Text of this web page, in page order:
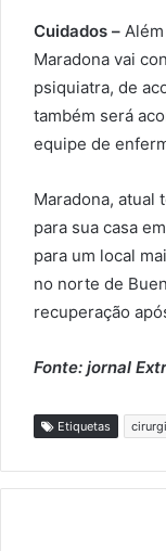
Cuidados –
Maradona vai
psiquiatra, de
também será
equipe de
Maradona, atual
para sua casa
para um local
no norte de
recuperação
Fonte: jornal
Etiquetas